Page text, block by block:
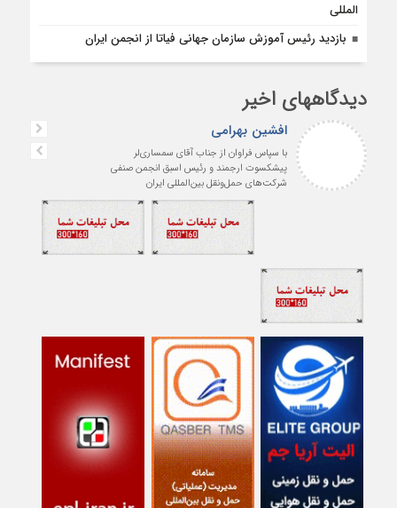
المللى
بازديد رئيس آموزش سازمان جهانی فياتا از انجمن ایران
دیدگاههای اخیر
افشین بهرامی
با سپاس فراوان از جناب آقای سمساری‌لر
پیشکسوت ارجمند و رئیس اسبق انجمن صنفی
شرکت‌های حمل‌ونقل بین‌المللی ایران